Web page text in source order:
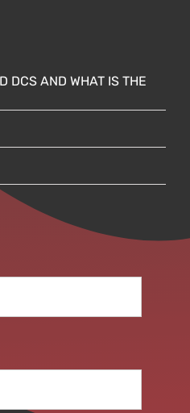
DCS AND WHAT IS THE